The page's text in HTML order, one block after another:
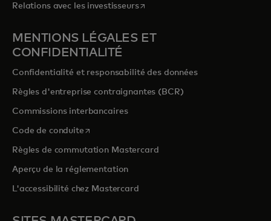
Relations avec les investisseurss’ouvre dans un nouvel onglet
MENTIONS LÉGALES ET
CONFIDENTIALITÉ
Confidentialité et responsabilité des données
Règles d'entreprise contraignantes (BCR)
Commissions interbancaires
Code de conduites’ouvre dans un nouvel onglet
Règles de commutation Mastercard
Aperçu de la réglementation
L'accessibilité chez Mastercard